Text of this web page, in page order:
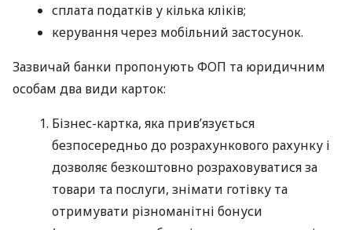
сплата податків у кілька кліків;
керування через мобільний застосунок.
Зазвичай банки пропонують ФОП та юридичним
особам два види карток:
Бізнес-картка, яка прив’язується
безпосередньо до розрахункового рахунку і
дозволяє безкоштовно розраховуватися за
товари та послуги, знімати готівку та
отримувати різноманітні бонуси